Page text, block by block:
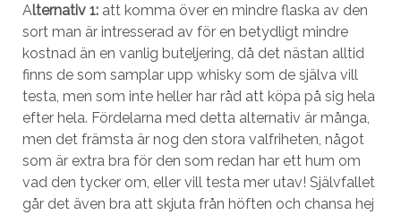
Alternativ 1: att komma över en mindre flaska av den
sort man är intresserad av för en betydligt mindre
kostnad än en vanlig buteljering, då det nästan alltid
finns de som samplar upp whisky som de själva vill
testa, men som inte heller har råd att köpa på sig hela
efter hela. Fördelarna med detta alternativ är många,
men det främsta är nog den stora valfriheten, något
som är extra bra för den som redan har ett hum om
vad den tycker om, eller vill testa mer utav! Självfallet
går det även bra att skjuta från höften och chansa hej